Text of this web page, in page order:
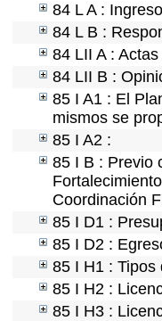
84 L A :
84 L B :
84 LII A :
84 LII B :
85 I A1 : El
mismos se
85 I A2 :
85 I B : Previo
Coordinación
85 I D1 :
85 I D2 :
85 I H1 : Tipos
85 I H2 :
85 I H3 :